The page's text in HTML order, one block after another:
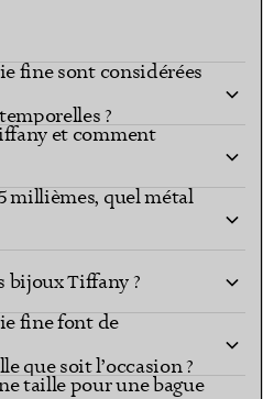
fine sont considérées
?
et comment
millièmes, quel métal
bijoux Tiffany ?
fine font de
que soit l’occasion ?
taille pour une bague